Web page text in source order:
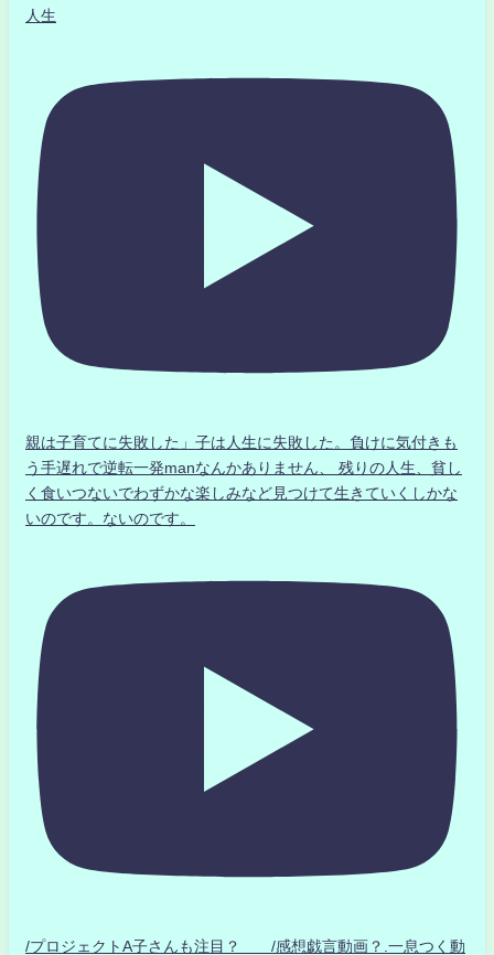
人生
親は子育てに失敗した」子は人生に失敗した。負けに気付きも
う手遅れで逆転一発manなんかありません、 残りの人生、貧し
く食いつないでわずかな楽しみなど見つけて生きていくしかな
いのです。ないのです。
/プロジェクトA子さんも注目？ /感想戯言動画？.一息つく動